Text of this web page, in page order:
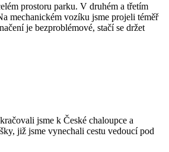
prostoru parku. V druhém a třetím
mechanickém vozíku jsme projeli téměř
je bezproblémové, stačí se držet
jsme k České chaloupce a
již jsme vynechali cestu vedoucí pod